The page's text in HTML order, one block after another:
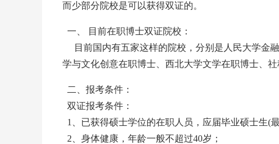
而少部分院校是可以获得双证的。
一、 目前在职博士双证院校：
目前国内有五家这样的院校，分别是人民大学金
学与文化创意在职博士、西北大学文学在职博士、社
二、报考条件：
双证报考条件：
1、已获得硕士学位的在职人员，应届毕业硕士生(
2、身体健康，年龄一般不超过40岁；